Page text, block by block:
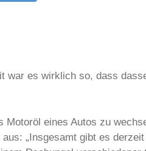
war es wirklich so, dass
eines Autos zu
„Insgesamt gibt es